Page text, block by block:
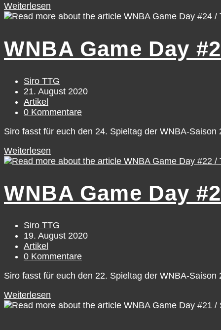
Weiterlesen
der
/
15.
–
21.
August
WNBA Game Day
Beitrags-
Autor:
Siro TTG
Beitrag
veröffentlicht:
21. August 2020
Beitrags-
Kategorie:
Artikel
Beitrags-
0 Kommentare
Siro fasst für euch den 24. Spieltag der WNBA-
Weiterlesen
Game
/
Thursday,
20
WNBA Game Day
Beitrags-
Autor:
Siro TTG
Beitrag
veröffentlicht:
19. August 2020
Beitrags-
Kategorie:
Artikel
Beitrags-
0 Kommentare
Siro fasst für euch den 22. Spieltag der WNBA-
Weiterlesen
Game